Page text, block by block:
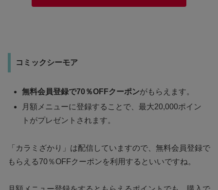
コミックシーモア
無料会員登録で70％OFFクーポンがもらえます。
月額メニューに登録することで、最大20,000ポイン
トがプレゼントされます。
「カラミざかり」は配信していますので、無料会員登録で
もらえる70％OFFクーポンを利用するといいですね。